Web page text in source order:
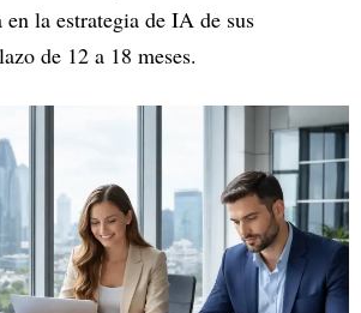
la estrategia de IA de sus
de 12 a 18 meses.